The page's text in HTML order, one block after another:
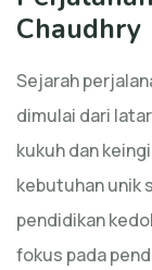
Chaudhry
Sejarah
dimulai dari
kukuh dan
kebutuhan unik
pendidikan
fokus pada